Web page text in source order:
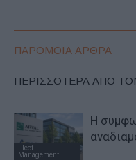
ΠΑΡΟΜΟΙΑ ΑΡΘΡΑ
ΠΕΡΙΣΣΟΤΕΡΑ ΑΠΟ
Fleet
Management
Η